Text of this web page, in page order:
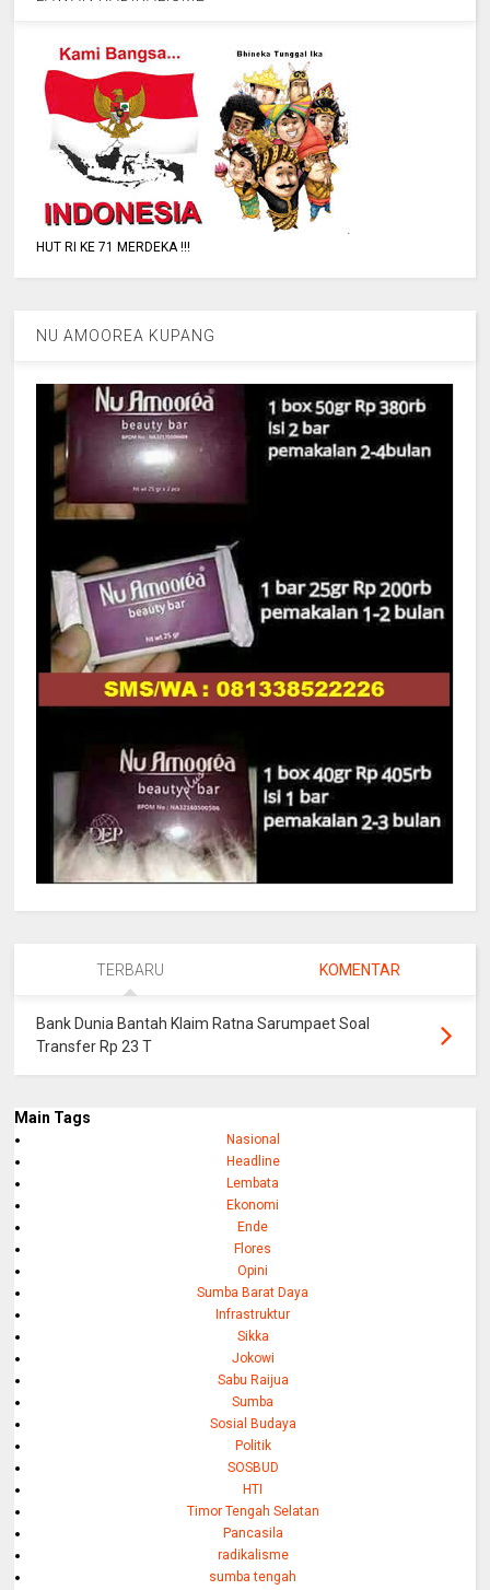
HUT RI KE 71 MERDEKA !!!
NU AMOOREA KUPANG
TERBARU KOMENTAR
Bank Dunia Bantah Klaim Ratna Sarumpaet Soal
Transfer Rp 23 T
Main Tags
Nasional
Headline
Lembata
Ekonomi
Ende
Flores
Opini
Sumba Barat Daya
Infrastruktur
Sikka
Jokowi
Sabu Raijua
Sumba
Sosial Budaya
Politik
SOSBUD
HTI
Timor Tengah Selatan
Pancasila
radikalisme
sumba tengah